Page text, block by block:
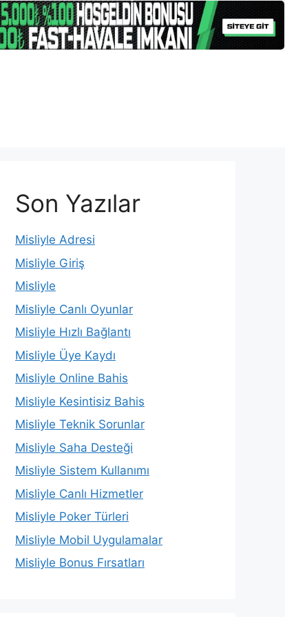
Son Yazılar
Misliyle Adresi
Misliyle Giriş
Misliyle
Misliyle Canlı Oyunlar
Misliyle Hızlı Bağlantı
Misliyle Üye Kaydı
Misliyle Online Bahis
Misliyle Kesintisiz Bahis
Misliyle Teknik Sorunlar
Misliyle Saha Desteği
Misliyle Sistem Kullanımı
Misliyle Canlı Hizmetler
Misliyle Poker Türleri
Misliyle Mobil Uygulamalar
Misliyle Bonus Fırsatları